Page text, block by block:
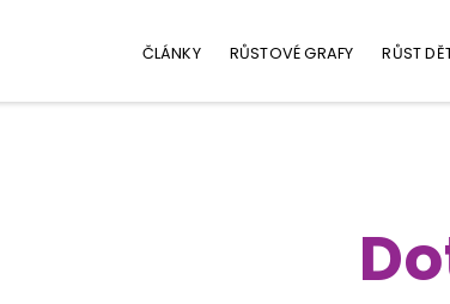
ČLÁNKY RŮSTOVÉ GRAFY RŮST